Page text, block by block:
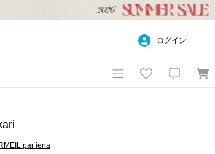
ログイン
par iena